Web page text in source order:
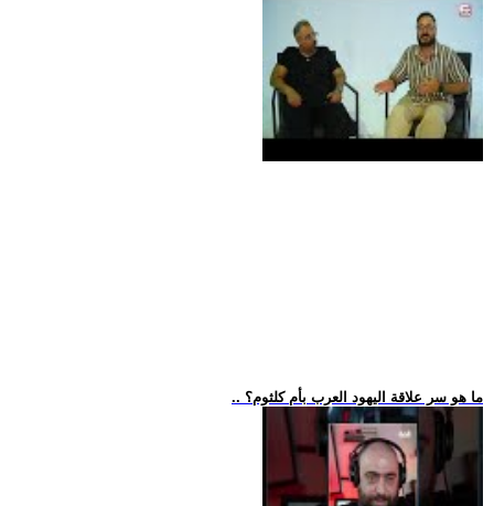
.. ما هو سر علاقة اليهود العرب بأم كلثوم؟